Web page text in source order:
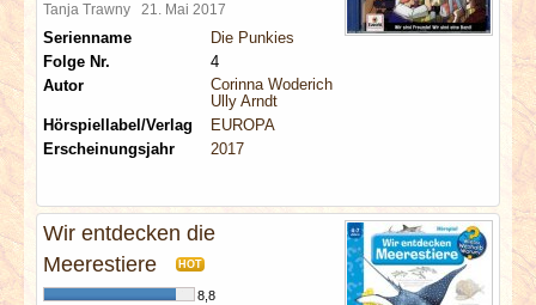
Tanja Trawny 21. Mai 2017
Serienname
Die Punkies
Folge Nr.
4
Autor
Corinna Woderich
Ully Arndt
Hörspiellabel/Verlag
EUROPA
Erscheinungsjahr
2017
Wir entdecken die
Meerestiere
HOT
8,8